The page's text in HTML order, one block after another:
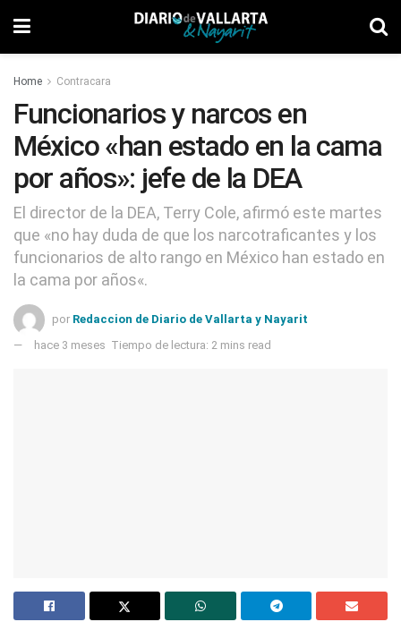
Home Contracara
Funcionarios y narcos en
México «han estado en la cama
por años»: jefe de la DEA
El director de la DEA, Terry Cole, afirmó este martes
que «no hay duda de que los narcotraficantes y los
funcionarios de alto rango en México han estado en
la cama por años«.
por Redaccion de Diario de Vallarta y Nayarit
hace 3 meses Tiempo de lectura: 2 mins read